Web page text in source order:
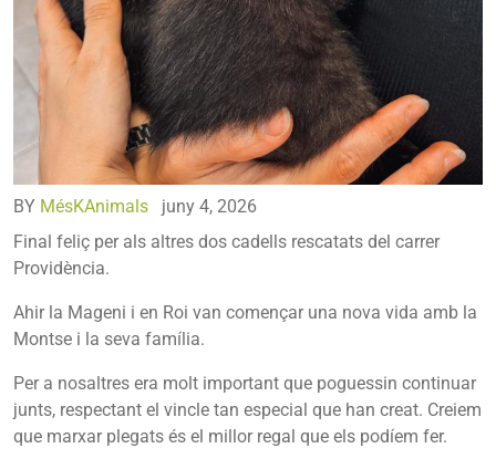
BY MésKAnimals
juny 4, 2026
Final feliç per als altres dos cadells rescatats del carrer
Providència.
Ahir la Mageni i en Roi van començar una nova vida amb la
Montse i la seva família.
Per a nosaltres era molt important que poguessin continuar
junts, respectant el vincle tan especial que han creat. Creiem
que marxar plegats és el millor regal que els podíem fer.